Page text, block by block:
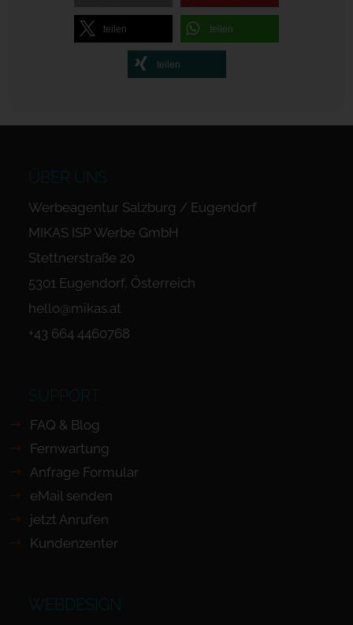
teilen teilen
teilen
ÜBER UNS
Werbeagentur Salzburg / Eugendorf
MIKAS ISP Werbe GmbH
Stettnerstraße 20
5301 Eugendorf, Österreich
hello@mikas.at
+43 664 4460768
SUPPORT
FAQ & Blog
Fernwartung
Anfrage Formular
eMail senden
jetzt Anrufen
Kundenzenter
WEBDESIGN